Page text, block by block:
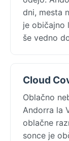
dni, mesta
je običajno
še vedno
Cloud
Oblačno
Andorra la
oblačne
sonce je